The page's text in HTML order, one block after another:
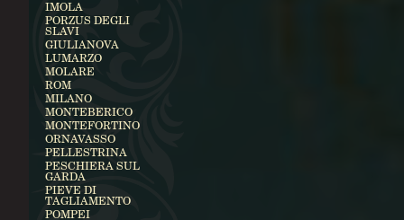
IMOLA
PORZUS DEGLI
SLAVI
GIULIANOVA
LUMARZO
MOLARE
ROM
MILANO
MONTEBERICO
MONTEFORTINO
ORNAVASSO
PELLESTRINA
PESCHIERA SUL
GARDA
PIEVE DI
TAGLIAMENTO
POMPEI